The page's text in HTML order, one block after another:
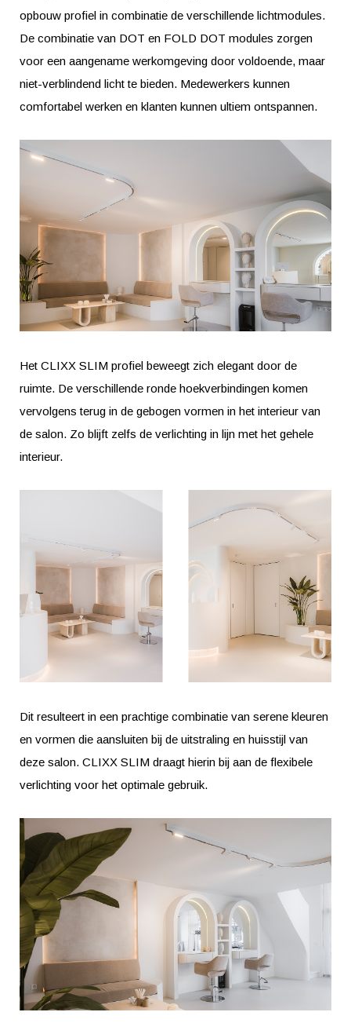
opbouw profiel in combinatie de verschillende lichtmodules.
De combinatie van DOT en FOLD DOT modules zorgen
voor een aangename werkomgeving door voldoende, maar
niet-verblindend licht te bieden. Medewerkers kunnen
comfortabel werken en klanten kunnen ultiem ontspannen.
Het CLIXX SLIM profiel beweegt zich elegant door de
ruimte. De verschillende ronde hoekverbindingen komen
vervolgens terug in de gebogen vormen in het interieur van
de salon. Zo blijft zelfs de verlichting in lijn met het gehele
interieur.
Dit resulteert in een prachtige combinatie van serene kleuren
en vormen die aansluiten bij de uitstraling en huisstijl van
deze salon. CLIXX SLIM draagt hierin bij aan de flexibele
verlichting voor het optimale gebruik.